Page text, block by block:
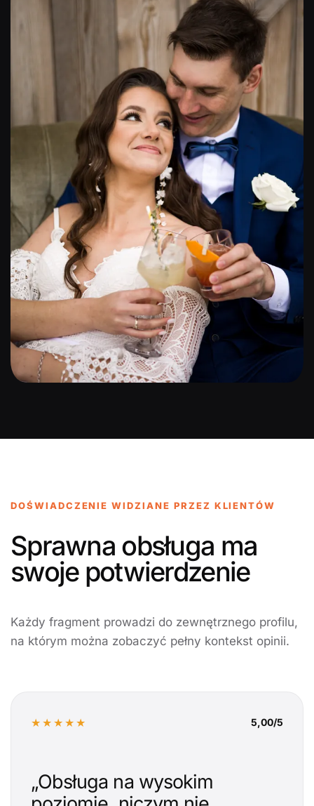
DOŚWIADCZENIE WIDZIANE PRZEZ KLIENTÓW
Sprawna obsługa ma
swoje potwierdzenie
Każdy fragment prowadzi do zewnętrznego profilu,
na którym można zobaczyć pełny kontekst opinii.
★★★★★ 5,00/5
„Obsługa na wysokim